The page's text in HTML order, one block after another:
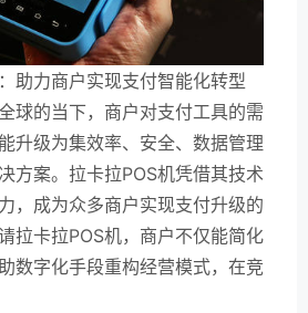
助力商户实现支付智能化转型
球的当下，商户对支付工具的需
升级为集效率、安全、数据管理
方案。拉卡拉POS机凭借其技术
，成为众多商户实现支付升级的
拉卡拉POS机，商户不仅能简化
数字化手段重构经营模式，在竞